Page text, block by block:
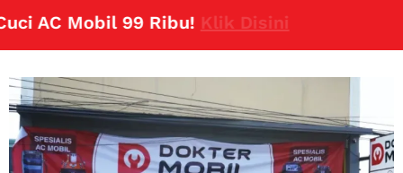
AC Mobil 99 Ribu!Klik Disini